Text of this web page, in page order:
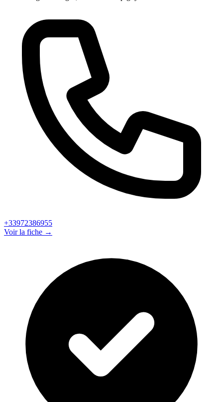
+33972386955
Voir la fiche →